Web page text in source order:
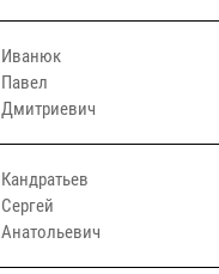
Иванюк
Павел
Дмитриевич
Кандратьев
Сергей
Анатольевич